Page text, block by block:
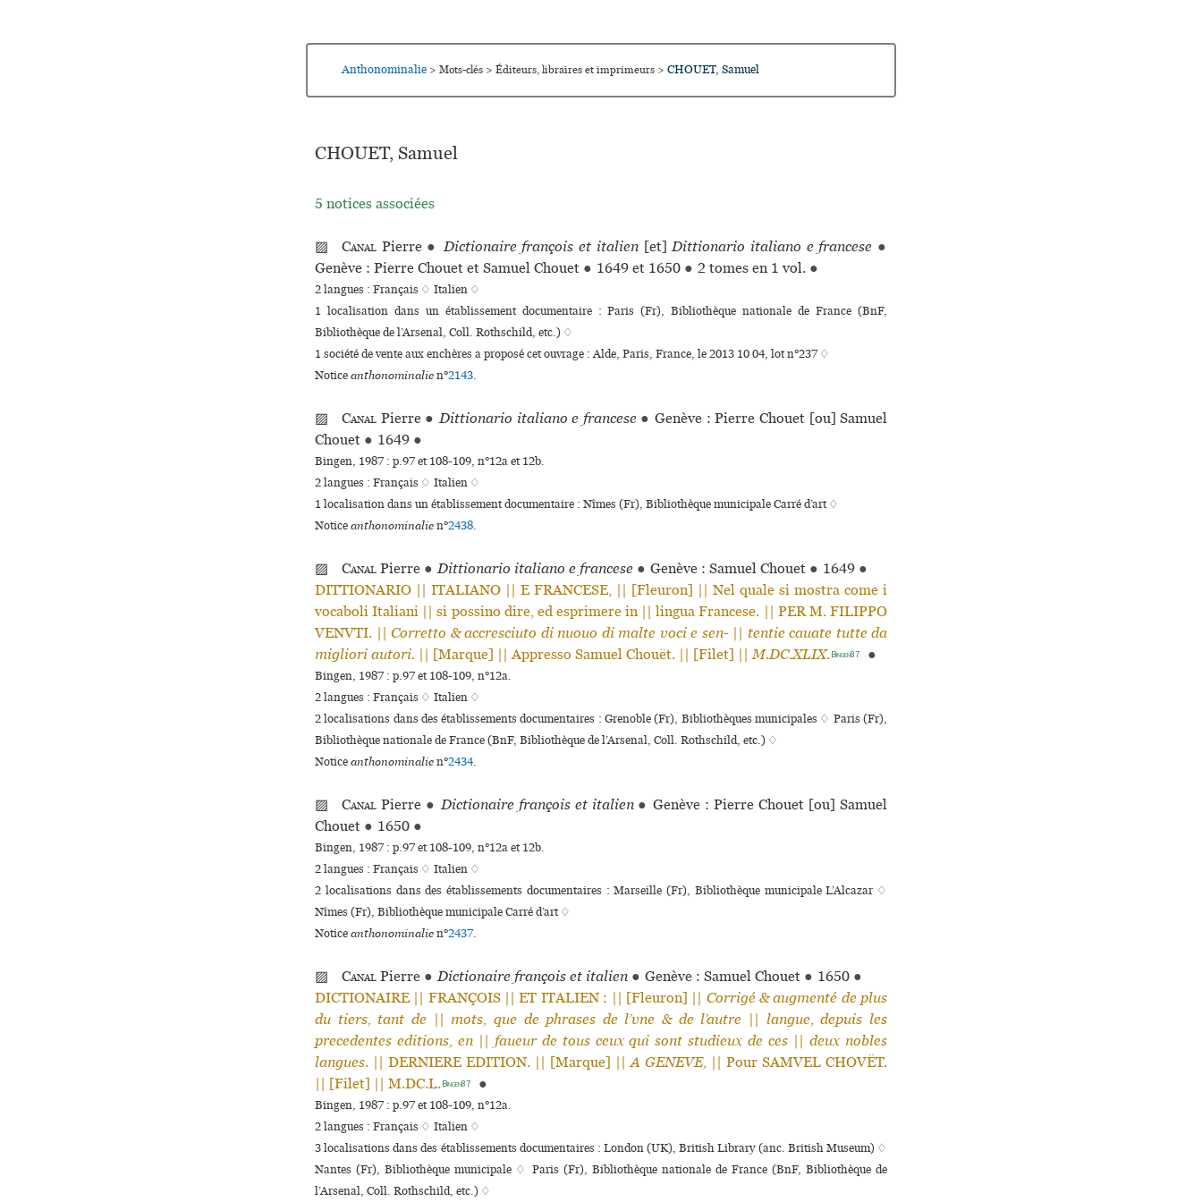
Anthonominalie > Mots-clés > Éditeurs, libraires et imprimeurs > CHOUET, Samuel
CHOUET, Samuel
5 notices associées
▨ Canal Pierre ● Dictionaire françois et italien[et]Dittionario italiano e francese ●
Genève : Pierre Chouet et Samuel Chouet ● 1649 et 1650 ● 2 tomes en 1 vol. ●
2 langues : Français ♢ Italien ♢
1 localisation dans un établissement documentaire : Paris (Fr), Bibliothèque nationale de France (BnF,
Bibliothèque de l’Arsenal, Coll. Rothschild, etc.) ♢
1 société de vente aux enchères a proposé cet ouvrage : Alde, Paris, France, le 2013 10 04, lot n°237 ♢
Noticeanthonominalien°2143.
▨ Canal Pierre ● Dittionario italiano e francese ● Genève : Pierre Chouet [ou] Samuel
Chouet ● 1649 ●
Bingen, 1987 : p.97 et 108-109, n°12a et 12b.
2 langues : Français ♢ Italien ♢
1 localisation dans un établissement documentaire : Nîmes (Fr), Bibliothèque muni­ci­pale Carré d’art ♢
Noticeanthonominalien°2438.
▨ Canal Pierre ● Dittionario italiano e francese ● Genève : Samuel Chouet ● 1649 ●
DITTIONARIO || ITALIANO || E FRANCESE, || [Fleuron] || Nel quale si mostra come i
vocaboli Italiani || si possino dire, ed esprimere in || lingua Francese. || PER M. FILIPPO
VENVTI. || Corretto & accresciuto di nuouo di malte voci e sen-|| tentie cauate tutte da
migliori autori. || [Marque] || Appresso Samuel Chouët. || [Filet] ||M.DC.XLIX. Bingen87 ●
Bingen, 1987 : p.97 et 108-109, n°12a.
2 langues : Français ♢ Italien ♢
2 localisations dans des établissements documentaires : Grenoble (Fr), Bibliothèques muni­ci­pa­les ♢ Paris (Fr),
Bibliothèque nationale de France (BnF, Bibliothèque de l’Arsenal, Coll. Rothschild, etc.) ♢
Noticeanthonominalien°2434.
▨ Canal Pierre ● Dictionaire françois et italien ● Genève : Pierre Chouet [ou] Samuel
Chouet ● 1650 ●
Bingen, 1987 : p.97 et 108-109, n°12a et 12b.
2 langues : Français ♢ Italien ♢
2 localisations dans des établissements documentaires : Marseille (Fr), Bibliothèque muni­ci­pale L’Alcazar ♢
Nîmes (Fr), Bibliothèque muni­ci­pale Carré d’art ♢
Noticeanthonominalien°2437.
▨ Canal Pierre ● Dictionaire françois et italien ● Genève : Samuel Chouet ● 1650 ●
DICTIONAIRE || FRANÇOIS || ET ITALIEN : || [Fleuron] || Corrigé & augmenté de plus
du tiers, tant de||mots, que de phrases de l’vne & de l’autre || langue, depuis les
precedentes editions, en|| faueur de tous ceux qui sont studieux de ces ||deux nobles
langues. || DERNIERE EDITION. || [Marque] ||A GENEVE, || Pour SAMVEL CHOVËT.
|| [Filet] || M.DC.L.Bingen87 ●
Bingen, 1987 : p.97 et 108-109, n°12a.
2 langues : Français ♢ Italien ♢
3 localisations dans des établissements documentaires : London (UK), British Library (anc. British Museum) ♢
Nantes (Fr), Bibliothèque muni­ci­pale ♢ Paris (Fr), Bibliothèque nationale de France (BnF, Bibliothèque de
l’Arsenal, Coll. Rothschild, etc.) ♢